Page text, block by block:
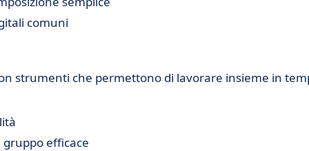
comuni
strumenti che permettono di lavorare insieme in
efficace